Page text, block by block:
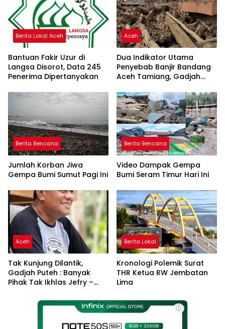
Berita Lokal Aceh
Bantuan Fakir Uzur di
Langsa Disorot, Data 245
Penerima Dipertanyakan
Aceh
Dua Indikator Utama
Penyebab Banjir Bandang
Aceh Tamiang, Gadjah
DAS
Berita Bencana
Jumlah Korban Jiwa
Gempa Bumi Sumut Pagi Ini
Berita Bencana
Video Dampak Gempa
Bumi Seram Timur Hari Ini
Aceh
Tak Kunjung Dilantik,
Gadjah Puteh : Banyak
Pihak Tak Ikhlas Jefry –
Berita Lokal
Kronologi Polemik Surat
THR Ketua RW Jembatan
Lima
ⓘ